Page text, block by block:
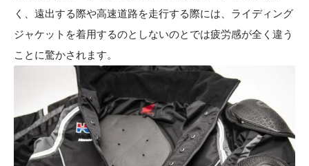
く、遠出する際や高速道路を走行する際には、ライディング
ジャケットを着用するのとしないのとでは疲労感が全く違う
ことに驚かされます。